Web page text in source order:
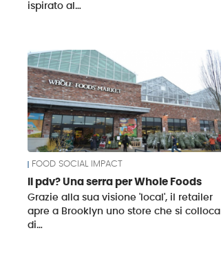
ispirato al…
FOOD SOCIAL IMPACT
Il pdv? Una serra per Whole Foods
Grazie alla sua visione 'local', il retailer
apre a Brooklyn uno store che si colloca
di…